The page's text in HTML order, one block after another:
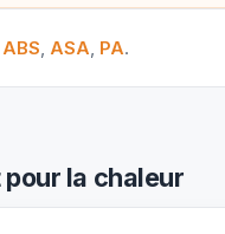
ABS, ASA, PA.
la chaleur